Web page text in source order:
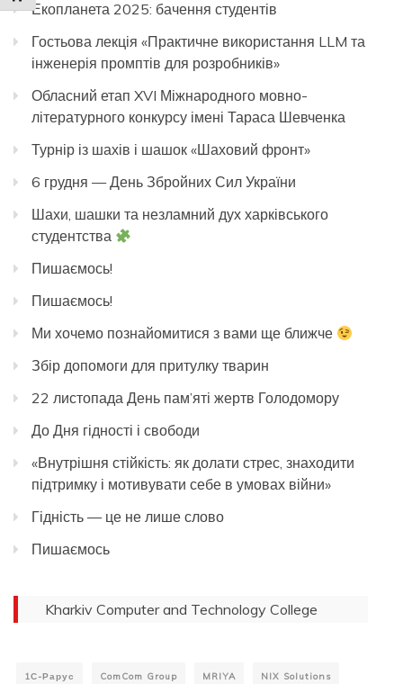
Екопланета 2025: бачення студентів
Гостьова лекція «Практичне використання LLM та
інженерія промптів для розробників»
Обласний етап XVI Міжнародного мовно-
літературного конкурсу імені Тараса Шевченка
Турнір із шахів і шашок «Шаховий фронт»
6 грудня — День Збройних Сил України
Шахи, шашки та незламний дух харківського
студентства
Пишаємось!
Пишаємось!
Ми хочемо познайомитися з вами ще ближче
Збір допомоги для притулку тварин
22 листопада День пам’яті жертв Голодомору
До Дня гідності і свободи
«Внутрішня стійкість: як долати стрес, знаходити
підтримку і мотивувати себе в умовах війни»
Гідність — це не лише слово
Пишаємось
Kharkiv Computer and Technology College
1С-Рарус ComCom Group MRIYA NIX Solutions